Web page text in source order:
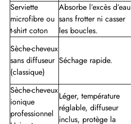
Serviette
microfibre ou
t-shirt coton
Absorbe l’excès d’eau
sans frotter ni casser
les boucles.
Sèche-cheveux
sans diffuseur
(classique)
Séchage rapide.
Sèche-cheveux
ionique
professionnel
Léger, température
réglable, diffuseur
inclus, protège la